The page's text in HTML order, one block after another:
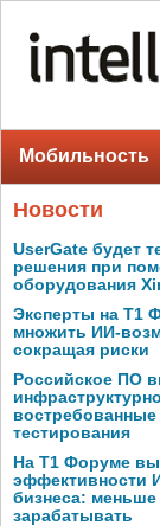
Мобильность
Новости
UserGate будет
решения при
оборудования
Эксперты на Т1
множить ИИ-
сокращая риски
Российское ПО
тестирования
На Т1 Форуме
эффективности
бизнеса:
зарабатывать